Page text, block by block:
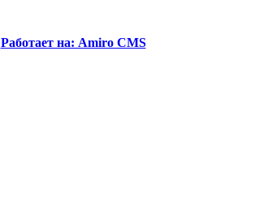
Работает на: Amiro CMS